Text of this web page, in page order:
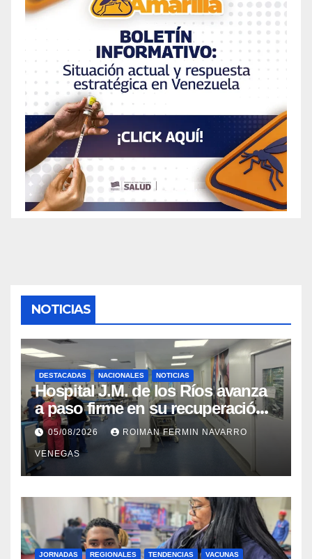
NOTICIAS
DESTACADAS NACIONALES NOTICIAS
Hospital J.M. de los Ríos avanza
a paso firme en su recuperación
tras los recientes eventos
sísmicos
05/08/2026 ROIMAN FERMIN NAVARRO
VENEGAS
JORNADAS REGIONALES TENDENCIAS VACUNAS